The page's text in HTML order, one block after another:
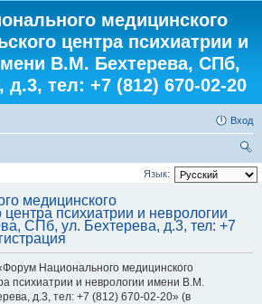
медицинского
центра психиатрии и
В.М. Бехтерева, СПб,
д.3, тел: +7 (812) 670-02-20
Вход
ои
Язык:
медицинского
центра психиатрии и неврологии
СПб, ул. Бехтерева, д.3, тел: +7
Национального медицинского
психиатрии и неврологии имени В.М.
д.3, тел: +7 (812) 670-02-20» (в